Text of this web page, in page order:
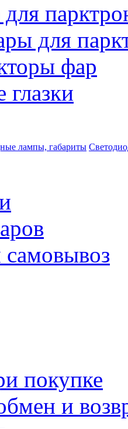
для
фар
глазки
лампы, габариты
самовывоз
покупке
и